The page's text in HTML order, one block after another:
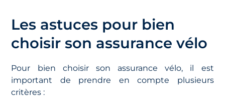
Les astuces pour bien
choisir son assurance vélo
Pour bien choisir son assurance vélo, il est
important de prendre en compte plusieurs
critères :